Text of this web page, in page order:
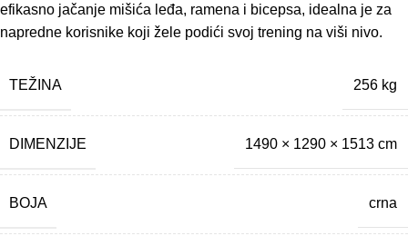
efikasno jačanje mišića leđa, ramena i bicepsa, idealna je za
napredne korisnike koji žele podići svoj trening na viši nivo.
TEŽINA 256 kg
DIMENZIJE 1490 × 1290 × 1513 cm
BOJA crna